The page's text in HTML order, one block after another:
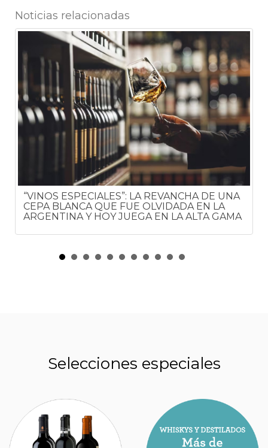
Noticias relacionadas
“VINOS ESPECIALES”: LA REVANCHA DE UNA
CEPA BLANCA QUE FUE OLVIDADA EN LA
ARGENTINA Y HOY JUEGA EN LA ALTA GAMA
2026
Selecciones especiales